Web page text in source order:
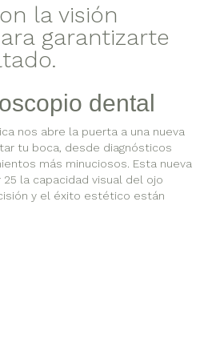
la visión
garantizarte
dental
nos abre la puerta a una nueva
tu boca, desde diagnósticos
más minuciosos. Esta nueva
la capacidad visual del ojo
y el éxito estético están